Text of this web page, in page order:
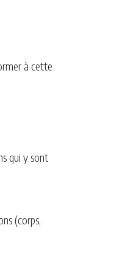
à cette
qui y sont
(corps,